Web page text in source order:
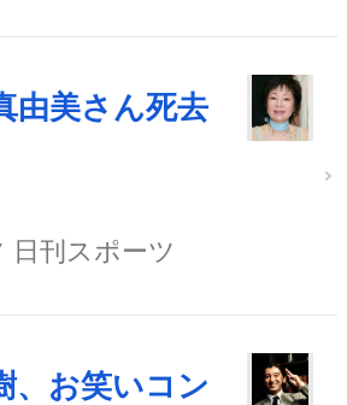
由美さん死去
日刊スポーツ
、お笑いコン